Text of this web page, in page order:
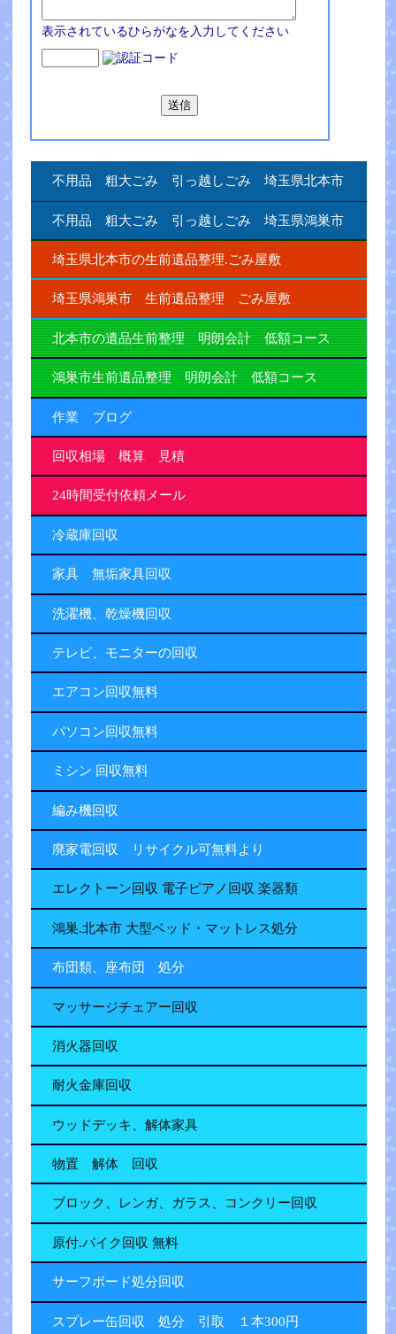
表示されているひらがなを入力してください
不用品 粗大ごみ 引っ越しごみ 埼玉県北本市
不用品 粗大ごみ 引っ越しごみ 埼玉県鴻巣市
埼玉県北本市の生前遺品整理.ごみ屋敷
埼玉県鴻巣市 生前遺品整理 ごみ屋敷
北本市の遺品生前整理 明朗会計 低額コース
鴻巣市生前遺品整理 明朗会計 低額コース
作業 ブログ
回収相場 概算 見積
24時間受付依頼メール
冷蔵庫回収
家具 無垢家具回収
洗濯機、乾燥機回収
テレビ、モニターの回収
エアコン回収無料
パソコン回収無料
ミシン 回収無料
編み機回収
廃家電回収 リサイクル可無料より
エレクトーン回収 電子ピアノ回収 楽器類
鴻巣.北本市 大型ベッド・マットレス処分
布団類、座布団 処分
マッサージチェアー回収
消火器回収
耐火金庫回収
ウッドデッキ、解体家具
物置 解体 回収
ブロック、レンガ、ガラス、コンクリー回収
原付.バイク回収 無料
サーフボード処分回収
スプレー缶回収 処分 引取 １本300円